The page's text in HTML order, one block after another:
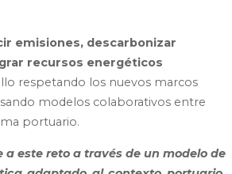
emisiones, descarbonizar
recursos energéticos
respetando los nuevos marcos
modelos colaborativos entre
portuario.
a este reto a través de un modelo de